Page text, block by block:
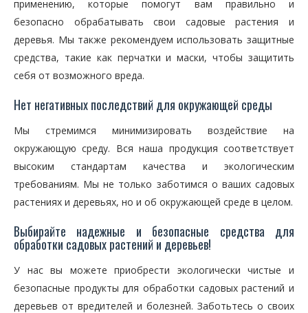
применению, которые помогут вам правильно и
безопасно обрабатывать свои садовые растения и
деревья. Мы также рекомендуем использовать защитные
средства, такие как перчатки и маски, чтобы защитить
себя от возможного вреда.
Нет негативных последствий для окружающей среды
Мы стремимся минимизировать воздействие на
окружающую среду. Вся наша продукция соответствует
высоким стандартам качества и экологическим
требованиям. Мы не только заботимся о ваших садовых
растениях и деревьях, но и об окружающей среде в целом.
Выбирайте надежные и безопасные средства для
обработки садовых растений и деревьев!
У нас вы можете приобрести экологически чистые и
безопасные продукты для обработки садовых растений и
деревьев от вредителей и болезней. Заботьтесь о своих